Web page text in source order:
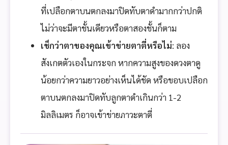
ที่เปลือกตาบนตกลงมาปิดทับตาดำมากกว่าปกติ
ไม่ว่าจะมีตาชั้นเดียวหรือตาสองชั้นก็ตาม
เช็กว่าตาของคุณเข้าข่ายตาตี่หรือไม่: ลอง
สังเกตตัวเองในกระจก หากความสูงของดวงตาดู
น้อยกว่าความยาวอย่างเห็นได้ชัด หรือขอบเปลือก
ตาบนตกลงมาปิดทับลูกตาดำเกินกว่า 1-2
มิลลิเมตร ก็อาจเข้าข่ายภาวะตาตี่